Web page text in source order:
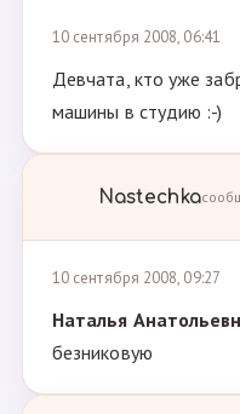
10 сентября 2008, 06:41
Девчата, кто уже
машины в студию :-)
Nastechka
10 сентября 2008, 09:27
Наталья
безниковую